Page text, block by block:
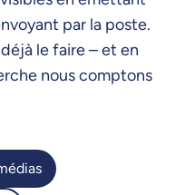
par la poste.
le faire – et en
nous comptons